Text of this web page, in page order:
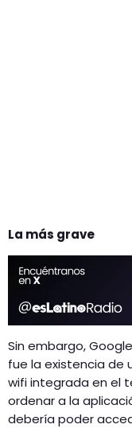
La más grave
Sin embargo,
fue la existencia de
wifi integrada en el
ordenar a la
debería poder